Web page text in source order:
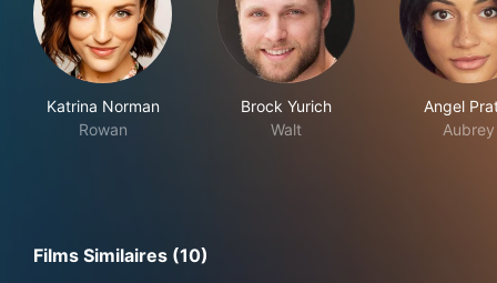
Katrina Norman
Rowan
Brock Yurich
Walt
Angel
Aubrey
Films Similaires (10)